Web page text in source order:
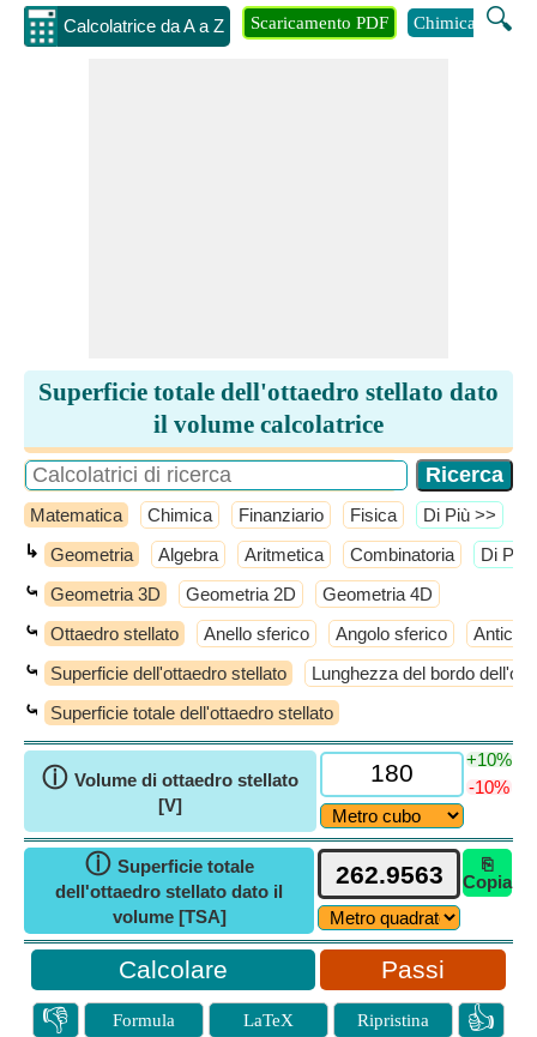
Calcolatrice da A a Z 🔍
Scaricamento PDF Chimica
Superficie totale dell'ottaedro stellato dato
il volume calcolatrice
Matematica Chimica Finanziario Fisica ​Di Più >>
↳ Geometria Algebra Aritmetica Combinatoria ​Di Più
⤿ Geometria 3D Geometria 2D Geometria 4D
⤿ Ottaedro stellato Anello sferico Angolo sferico
⤿ Superficie dell'ottaedro stellato Lunghezza del bordo
⤿ Superficie totale dell'ottaedro stellato
ⓘ Volume di ottaedro stellato
[V]
+10%
-10%
ⓘ Superficie totale
dell'ottaedro stellato dato il
volume [TSA]
⎘
Copia
Passi
👎 Formula LaTeX Ripristina 👍